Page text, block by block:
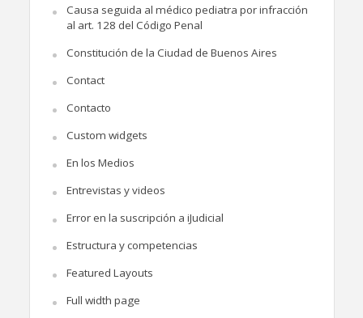
Causa seguida al médico pediatra por infracción
al art. 128 del Código Penal
Constitución de la Ciudad de Buenos Aires
Contact
Contacto
Custom widgets
En los Medios
Entrevistas y videos
Error en la suscripción a iJudicial
Estructura y competencias
Featured Layouts
Full width page